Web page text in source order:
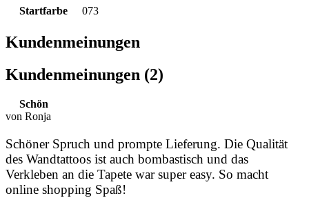
Startfarbe 073
Kundenmeinungen
Kundenmeinungen (2)
Schön
von Ronja
Schöner Spruch und prompte Lieferung. Die Qualität
des Wandtattoos ist auch bombastisch und das
Verkleben an die Tapete war super easy. So macht
online shopping Spaß!